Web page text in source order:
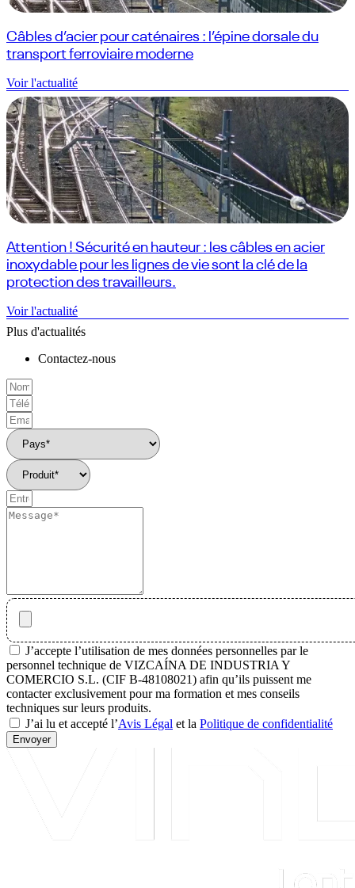
Câbles d’acier pour caténaires : l’épine dorsale du
transport ferroviaire moderne
Voir l'actualité
Attention ! Sécurité en hauteur : les câbles en acier
inoxydable pour les lignes de vie sont la clé de la
protection des travailleurs.
Voir l'actualité
Plus d'actualités
Contactez-nous
J’accepte l’utilisation de mes données personnelles par le
personnel technique de VIZCAÍNA DE INDUSTRIA Y
COMERCIO S.L. (CIF B-48108021) afin qu’ils puissent me
contacter exclusivement pour ma formation et mes conseils
techniques sur leurs produits.
J’ai lu et accepté l’Avis Légal et la Politique de confidentialité
Envoyer